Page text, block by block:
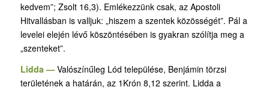
kedvem”; Zsolt 16,3). Emlékezzünk csak, az Apostoli
Hitvallásban is valljuk: „hiszem a szentek közösségét”. Pál a
levelei elején lévő köszöntésében is gyakran szólítja meg a
„szenteket”.
Lidda — Valószínűleg Lód települése, Benjámin törzsi
területének a határán, az 1Krón 8,12 szerint. Lidda a